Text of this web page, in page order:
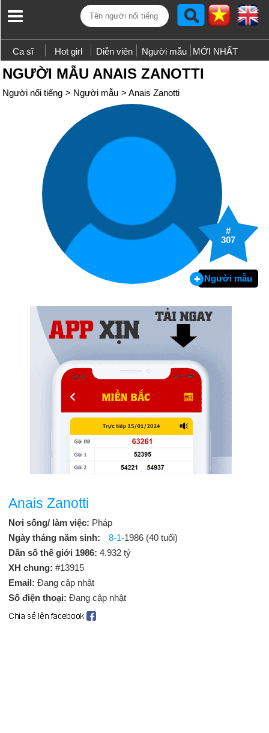
Ca sĩ Hot girl Diễn viên Người mẫu MỚI NHẤT
NGƯỜI MẪU ANAIS ZANOTTI
Người nổi tiếng > Người mẫu > Anais Zanotti
#
307
Người mẫu
Anais Zanotti
Nơi sống/ làm việc: Pháp
Ngày tháng năm sinh:
8-1-1986 (40 tuổi)
Dân số thế giới 1986: 4.932 tỷ
XH chung: #13915
Email: Đang cập nhật
Số điện thoại: Đang cập nhật